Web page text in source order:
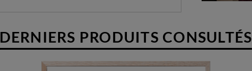
DERNIERS PRODUITS CONSULTÉS